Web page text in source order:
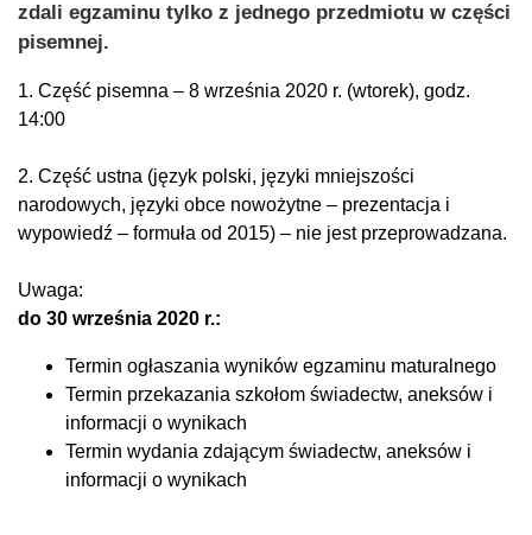
zdali egzaminu tylko z jednego przedmiotu w części
pisemnej.
1. Część pisemna – 8 września 2020 r. (wtorek), godz.
14:00
2. Część ustna (język polski, języki mniejszości
narodowych, języki obce nowożytne – prezentacja i
wypowiedź – formuła od 2015) – nie jest przeprowadzana.
Uwaga:
do 30 września 2020 r.:
Termin ogłaszania wyników egzaminu maturalnego
Termin przekazania szkołom świadectw, aneksów i
informacji o wynikach
Termin wydania zdającym świadectw, aneksów i
informacji o wynikach